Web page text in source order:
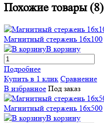
Похожие товары (8)
Магнитный стержень 16х100
В корзину
Подробнее
Купить в 1 клик Сравнение
В избранное Под заказ
Магнитный стержень 16х500
В корзину